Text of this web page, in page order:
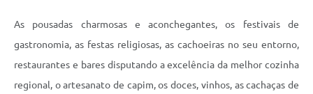
As pousadas charmosas e aconchegantes, os festivais de
gastronomia, as festas religiosas, as cachoeiras no seu entorno,
restaurantes e bares disputando a excelência da melhor cozinha
regional, o artesanato de capim, os doces, vinhos, as cachaças de